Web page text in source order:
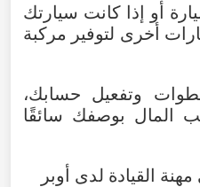
أو إذا كانت سيارتك
أخرى لتوفير مركبة
وتفعيل حسابك،
المال بوصفك سائقًا
القيادة لدى أوبر